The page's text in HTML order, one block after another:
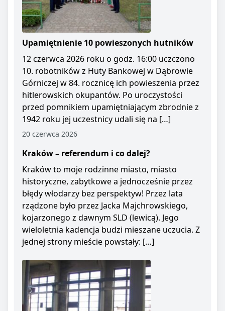
Upamiętnienie 10 powieszonych hutników
12 czerwca 2026 roku o godz. 16:00 uczczono
10. robotników z Huty Bankowej w Dąbrowie
Górniczej w 84. rocznicę ich powieszenia przez
hitlerowskich okupantów. Po uroczystości
przed pomnikiem upamiętniającym zbrodnie z
1942 roku jej uczestnicy udali się na […]
20 czerwca 2026
Kraków – referendum i co dalej?
Kraków to moje rodzinne miasto, miasto
historyczne, zabytkowe a jednocześnie przez
błędy włodarzy bez perspektyw! Przez lata
rządzone było przez Jacka Majchrowskiego,
kojarzonego z dawnym SLD (lewicą). Jego
wieloletnia kadencja budzi mieszane uczucia. Z
jednej strony mieście powstały: […]